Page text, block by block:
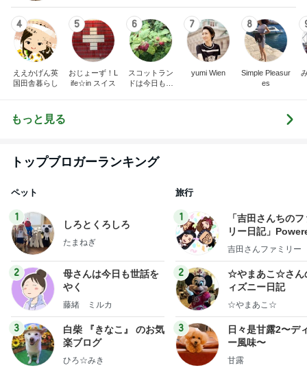
4
ええかげん英
国田舎暮らし
5
おじょーず！L
ife☆in スイス
6
スコットラン
ドは今日も曇
7
yumi Wien
8
Simple Pleasur
es
もっと見る
トップブロガーランキング
ペット
1
しろとくろしろ
たまねぎ
2
母さんは今日も世話を
やく
藤緒 ミルカ
3
白柴 『きなこ』 のお気
楽ブログ
ひろ☆みき
旅行
1
「吉田さんちの
リー日記」
y Ameba 吉田さ
ログ
吉田さんファミリー
2
☆やまあこ☆さん
ィズニー日記
☆やまあこ☆
3
日々是甘露2〜デ
ー風味〜
甘露